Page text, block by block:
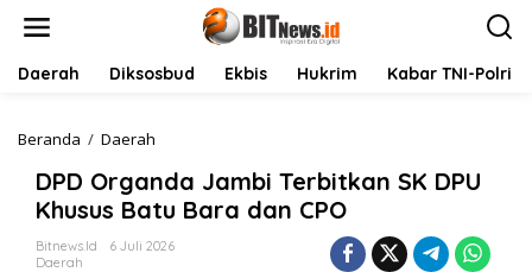
Daerah Diksosbud Ekbis Hukrim Kabar TNI-Polri
Beranda / Daerah
D
O
r
g
DPD Organda Jambi Terbitkan SK DPU
Khusus Batu Bara dan CPO
Bitnews.id
6 Juli 2026
Daerah